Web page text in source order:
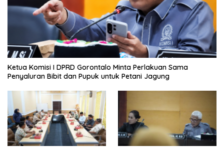
Ketua Komisi I DPRD Gorontalo Minta Perlakuan Sama
Penyaluran Bibit dan Pupuk untuk Petani Jagung